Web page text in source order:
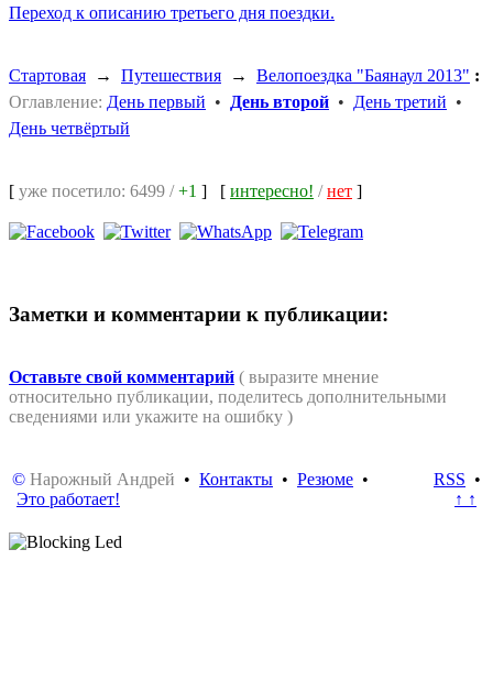
Переход к описанию третьего дня поездки.
Стартовая → Путешествия → Велопоездка "Баянаул 2013" :
Оглавление: День первый • День второй • День третий •
День четвёртый
[ уже посетило: 6499 /+1 ] [ интересно! /нет ]
Заметки и комментарии к публикации:
Оставьте свой комментарий ( выразите мнение
относительно публикации, поделитесь дополнительными
сведениями или укажите на ошибку )
© Нарожный Андрей • Контакты • Резюме •
Это работает!
RSS •
↑ ↑